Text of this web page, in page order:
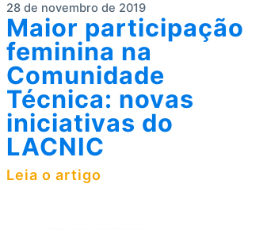
28 de novembro de 2019
Maior participação
feminina na
Comunidade
Técnica: novas
iniciativas do
LACNIC
Leia o artigo